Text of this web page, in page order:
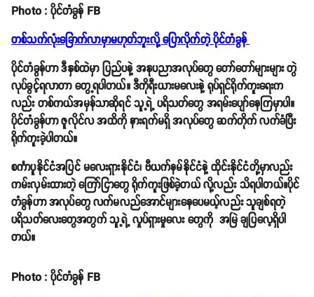
Photo : ပိုင်တံခွန် FB
တစ်သက်လုံးခြောက်လာမှာမဟုတ်ဘူးလို့ ပြောလိုက်တဲ့ ပိုင်တံခွန်
ပိုင်တံခွန်ဟာ ဒီနှစ်ထဲမှာ ပြည်ပနဲ့ အနုပညာအလုပ်တွေ တော်တော်များများ တွဲ
လုပ်ခွင့်ရလာတာ တွေ့ရပါတယ်။ ဒီကိုရီးယားမလေးနဲ့ ရုပ်ရှင်ရိုက်ကူးရေးက
လည်း တစ်ကယ်အမှန်သာဆိုရင် သူ့ရဲ့ ပရိသတ်တွေ အရမ်းပျော်နေကြမှာပါ။
ပိုင်တံခွန်ဟာ ဇူလိုင်လ အထိကို နားရက်မရှိ အလုပ်တွေ ဆက်တိုက် လက်ခံပြီး
ရိုက်ကူးခဲ့ပါတယ်။
စင်္ကာပူနိုင်ငံအပြင် မလေးရှားနိုင်ငံ၊ ဗီယက်နမ်နိုင်ငံနဲ့ ထိုင်းနိုင်ငံတို့မှာလည်း
ကမ်းလှမ်းထားတဲ့ ကြော်ငြာတွေ ရိုက်ကူးဖြစ်ခဲ့တယ် လို့လည်း သိရပါတယ်။ပိုင်
တံခွန်ဟာ အလုပ်တွေ လက်မလည်အောင်များနေပေမယ့်လည်း သူချစ်ရတဲ့
ပရိသတ်လေးတွေအတွက် သူ့ရဲ့ လှုပ်ရှားမှုလေး တွေကို အမြဲ ချပြလေ့ရှိပါ
တယ်။
Photo : ပိုင်တံခွန် FB